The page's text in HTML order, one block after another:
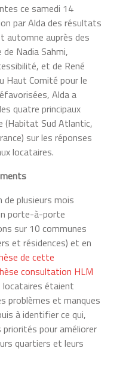
ce samedi 14
par Alda des résultats
automne auprès des
Nadia Sahmi,
et de René
Haut Comité pour le
Alda a
quatre principaux
(Habitat Sud Atlantic,
sur les réponses
locataires.
de plusieurs mois
porte-à-porte
sur 10 communes
et résidences) et en
de cette
consultation HLM
locataires étaient
problèmes et manques
à identifier ce qui,
pour améliorer
quartiers et leurs